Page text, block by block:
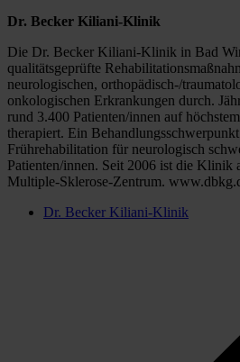
Dr. Becker Kiliani-Klinik
Die Dr. Becker Kiliani-Klinik in Bad
qualitätsgeprüfte
neurologischen, orthopädisch-/
onkologischen Erkrankungen durch.
rund 3.400 Patienten/innen auf
therapiert. Ein
Frührehabilitation für neurologisch
Patienten/innen. Seit 2006 ist die Klinik
Multiple-Sklerose-Zentrum.
Dr. Becker Kiliani-Klinik